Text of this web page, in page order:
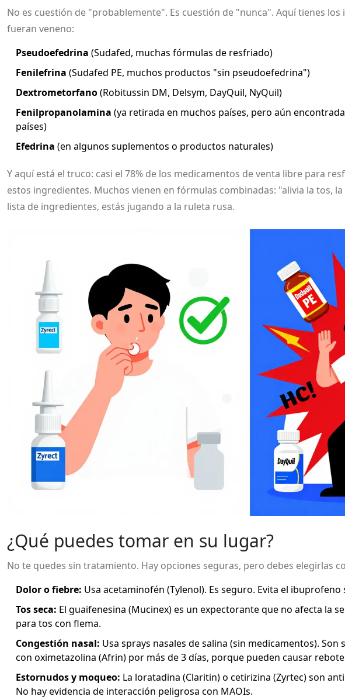
No es cuestión de "probablemente". Es cuestión de "nunca". Aquí tienes
fueran veneno:
Pseudoefedrina (Sudafed, muchas fórmulas de resfriado)
Fenilefrina (Sudafed PE, muchos productos "sin pseudoefedrina")
Dextrometorfano(Robitussin DM, Delsym, DayQuil, NyQuil)
Fenilpropanolamina (ya retirada en muchos países, pero aún
países)
Efedrina (en algunos suplementos o productos naturales)
Y aquí está el truco: casi el 78% de los medicamentos de venta libre para
estos ingredientes. Muchos vienen en fórmulas combinadas: "alivia la tos,
lista de ingredientes, estás jugando a la ruleta rusa.
¿Qué puedes tomar en su lugar?
No te quedes sin tratamiento. Hay opciones seguras, pero debes elegirlas
Dolor o fiebre: Usa acetaminofén (Tylenol). Es seguro. Evita el
Tos seca: El guaifenesina (Mucinex) es un expectorante que no afecta la
para tos con flema.
Congestión nasal: Usa sprays nasales de salina (sin medicamentos). Son
con oximetazolina (Afrin) por más de 3 días, porque pueden causar
Estornudos y moqueo: La loratadina (Claritin) o cetirizina (Zyrtec) son
No hay evidencia de interacción peligrosa con MAOIs.